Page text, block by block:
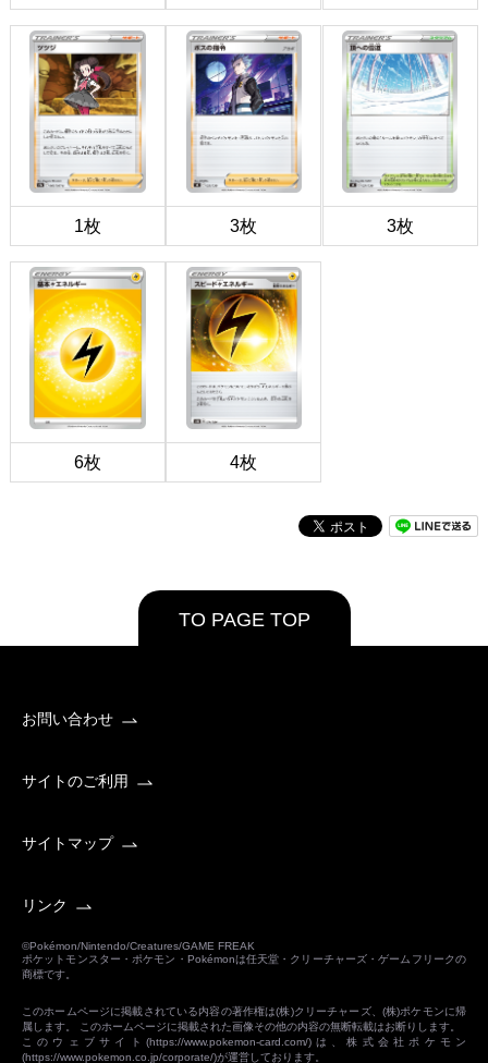
1枚 3枚 3枚
6枚 4枚
TO PAGE TOP
お問い合わせ
サイトのご利用
サイトマップ
リンク
©Pokémon/Nintendo/Creatures/GAME FREAK
ポケットモンスター・ポケモン・Pokémonは任天堂・クリーチャーズ・ゲームフリークの
商標です。
このホームページに掲載されている内容の著作権は(株)クリーチャーズ、(株)ポケモンに帰
属します。 このホームページに掲載された画像その他の内容の無断転載はお断りします。
このウェブサイト(https://www.pokemon-card.com/)は、株式会社ポケモン
(https://www.pokemon.co.jp/corporate/)が運営しております。